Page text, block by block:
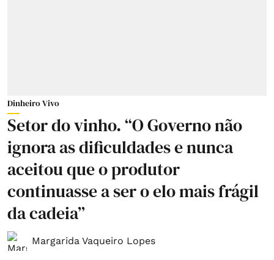
Dinheiro Vivo
Setor do vinho. “O Governo não
ignora as dificuldades e nunca
aceitou que o produtor
continuasse a ser o elo mais frágil
da cadeia”
Margarida Vaqueiro Lopes